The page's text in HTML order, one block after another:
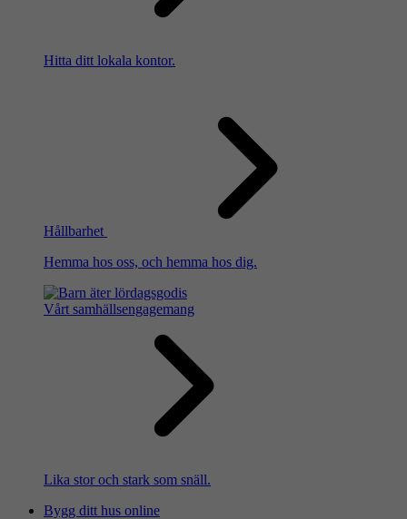
Hitta ditt lokala kontor.
Hållbarhet
Hemma hos oss, och hemma hos dig.
Vårt samhällsengagemang
Lika stor och stark som snäll.
Bygg ditt hus online